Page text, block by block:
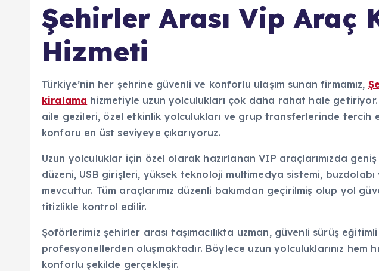
Şehirler Arası Vip Araç
Hizmeti
Türkiye’nin her şehrine güvenli ve konforlu ulaşım sunan firmamız,
kiralama hizmetiyle uzun yolculukları çok daha rahat hale
aile gezileri, özel etkinlik yolculukları ve grup transferlerinde tercih
konforu en üst seviyeye çıkarıyoruz.
Uzun yolculuklar için özel olarak hazırlanan VIP araçlarımızda
düzeni, USB girişleri, yüksek teknoloji multimedya sistemi, buzdolabı
mevcuttur. Tüm araçlarımız düzenli bakımdan geçirilmiş olup yol
titizlikle kontrol edilir.
Şoförlerimiz şehirler arası taşımacılıkta uzman, güvenli sürüş
profesyonellerden oluşmaktadır. Böylece uzun yolculuklarınız hem
konforlu şekilde gerçekleşir.